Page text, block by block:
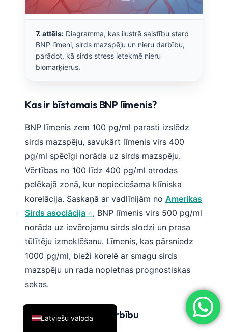
7. attēls: Diagramma, kas ilustrē saistību starp
BNP līmeni, sirds mazspēju un nieru darbību,
parādot, kā sirds stress ietekmē nieru
biomarķierus.
Kas ir bīstamais BNP līmenis?
BNP līmenis zem 100 pg/ml parasti izslēdz
sirds mazspēju, savukārt līmenis virs 400
pg/ml spēcīgi norāda uz sirds mazspēju.
Vērtības no 100 līdz 400 pg/ml atrodas
pelēkajā zonā, kur nepieciešama klīniska
korelācija. Saskaņā ar vadlīnijām no Amerikas
Sirds asociācija
, BNP līmenis virs 500 pg/ml
norāda uz ievērojamu sirds slodzi un prasa
tūlītēju izmeklēšanu. Līmenis, kas pārsniedz
1000 pg/ml, bieži korelē ar smagu sirds
mazspēju un rada nopietnas prognostiskas
sekas.
Saistība ar nieru darbību
Latviešu valoda
Deutsch
العربية
Français
Italiano
Español
Português
Ελληνικά
Română
فارسی
Dansk
Nederlands
हिन्दी
Bahasa Indonesia